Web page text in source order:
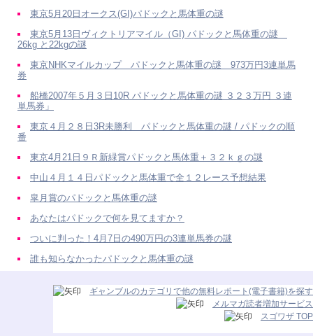
東京5月20日オークス(GI)パドックと馬体重の謎
東京5月13日ヴィクトリアマイル（GI) パドックと馬体重の謎
26kg と22kgの謎
東京NHKマイルカップ パドックと馬体重の謎 973万円3連単馬
券
船橋2007年５月３日10R パドックと馬体重の謎 ３２３万円 ３連
単馬券」
東京４月２８日3R未勝利 パドックと馬体重の謎 / パドックの順
番
東京4月21日９Ｒ新緑賞パドックと馬体重＋３２ｋｇの謎
中山４月１４日パドックと馬体重で全１２レース予想結果
皐月賞のパドックと馬体重の謎
あなたはパドックで何を見てますか？
ついに判った！4月7日の490万円の3連単馬券の謎
誰も知らなかったパドックと馬体重の謎
ギャンブルのカテゴリで他の無料レポート(電子書籍)を探す
メルマガ読者増加サービス
スゴワザ TOP